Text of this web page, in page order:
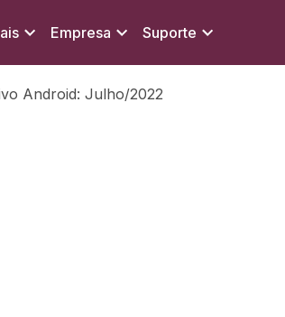
Empresa Suporte
Android: Julho/2022